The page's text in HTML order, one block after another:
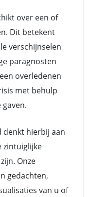
over een of
Dit betekent
verschijnselen
paragnosten
overledenen
met behulp
denkt hierbij aan
zintuiglijke
Onze
gedachten,
van u of